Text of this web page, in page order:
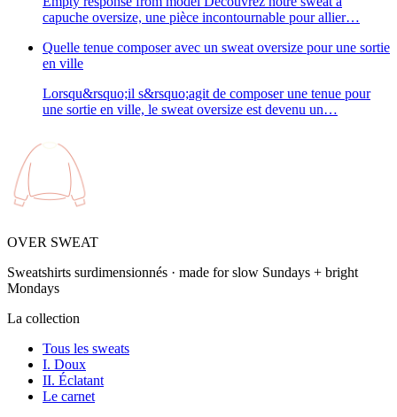
capuche oversize, une pièce incontournable pour allier…
Quelle tenue composer avec un sweat oversize pour une sortie
en ville
Lorsqu&rsquo;il s&rsquo;agit de composer une tenue pour
une sortie en ville, le sweat oversize est devenu un…
OVER SWEAT
Sweatshirts surdimensionnés · made for slow Sundays + bright
Mondays
La collection
Tous les sweats
I. Doux
II. Éclatant
Le carnet